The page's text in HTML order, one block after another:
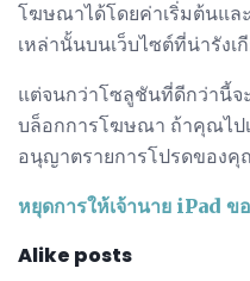
โฆษณาได้โดยค่าเริ่มต้นแล
เหล่านั้นบนเว็บไซต์ที่น่ารังเ
แต่จนกว่าโซลูชันที่ดีกว่านี้จ
บล็อกการโฆษณา ถ้าคุณไป
อนุญาตรายการโปรดของคุ
หยุดการให้เจ้านาย iPad
Alike posts